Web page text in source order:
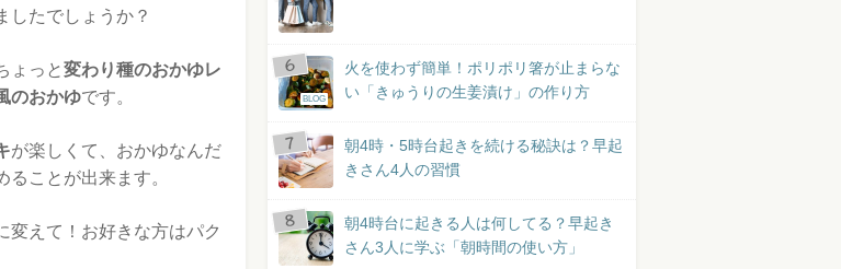
したでしょうか？
ょっと変わり種のおかゆレ
のおかゆです。
が楽しくて、おかゆなんだ
ことが出来ます。
変えて！お好きな方はパク
BLOG
火を使わず簡単！ポリポリ箸が止まらな
い「きゅうりの生姜漬け」の作り方
朝4時・5時台起きを続ける秘訣は？早起
きさん4人の習慣
朝4時台に起きる人は何してる？早起き
さん3人に学ぶ「朝時間の使い方」